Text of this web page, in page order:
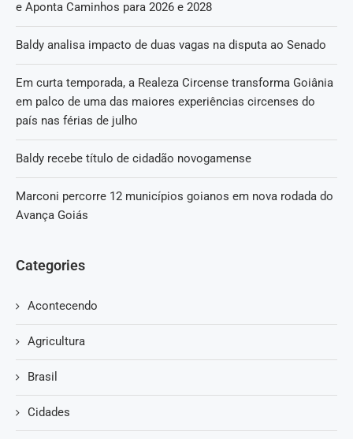
e Aponta Caminhos para 2026 e 2028
Baldy analisa impacto de duas vagas na disputa ao Senado
Em curta temporada, a Realeza Circense transforma Goiânia
em palco de uma das maiores experiências circenses do
país nas férias de julho
Baldy recebe título de cidadão novogamense
Marconi percorre 12 municípios goianos em nova rodada do
Avança Goiás
Categories
Acontecendo
Agricultura
Brasil
Cidades